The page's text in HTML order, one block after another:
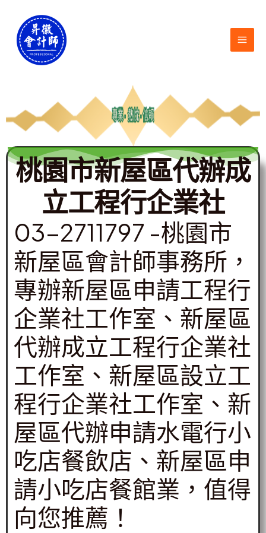
桃園市新屋區代辦成
立工程行企業社
03-2711797 -桃園市
新屋區會計師事務所，
專辦新屋區申請工程行
企業社工作室、新屋區
代辦成立工程行企業社
工作室、新屋區設立工
程行企業社工作室、新
屋區代辦申請水電行小
吃店餐飲店、新屋區申
請小吃店餐館業，值得
向您推薦！